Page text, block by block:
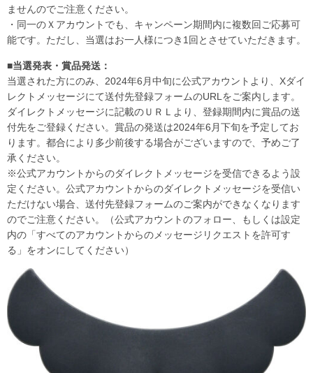
ませんのでご注意ください。
・同一のＸアカウントでも、キャンペーン期間内に複数回ご応募可
能です。ただし、当選はお一人様につき1回とさせていただきます。
■当選発表・賞品発送：
当選された方にのみ、2024年6月中旬に公式アカウントより、Xダイ
レクトメッセージにて送付先登録フォームのURLをご案内します。
ダイレクトメッセージに記載のＵＲＬより、登録期間内に賞品の送
付先をご登録ください。賞品の発送は2024年6月下旬を予定してお
ります。都合により多少前後する場合がございますので、予めご了
承ください。
※公式アカウントからのダイレクトメッセージを受信できるよう設
定ください。公式アカウントからのダイレクトメッセージを受信い
ただけない場合、送付先登録フォームのご案内ができなくなります
のでご注意ください。（公式アカウントのフォロー、もしくは設定
内の「すべてのアカウントからのメッセージリクエストを許可す
る」をオンにしてください）